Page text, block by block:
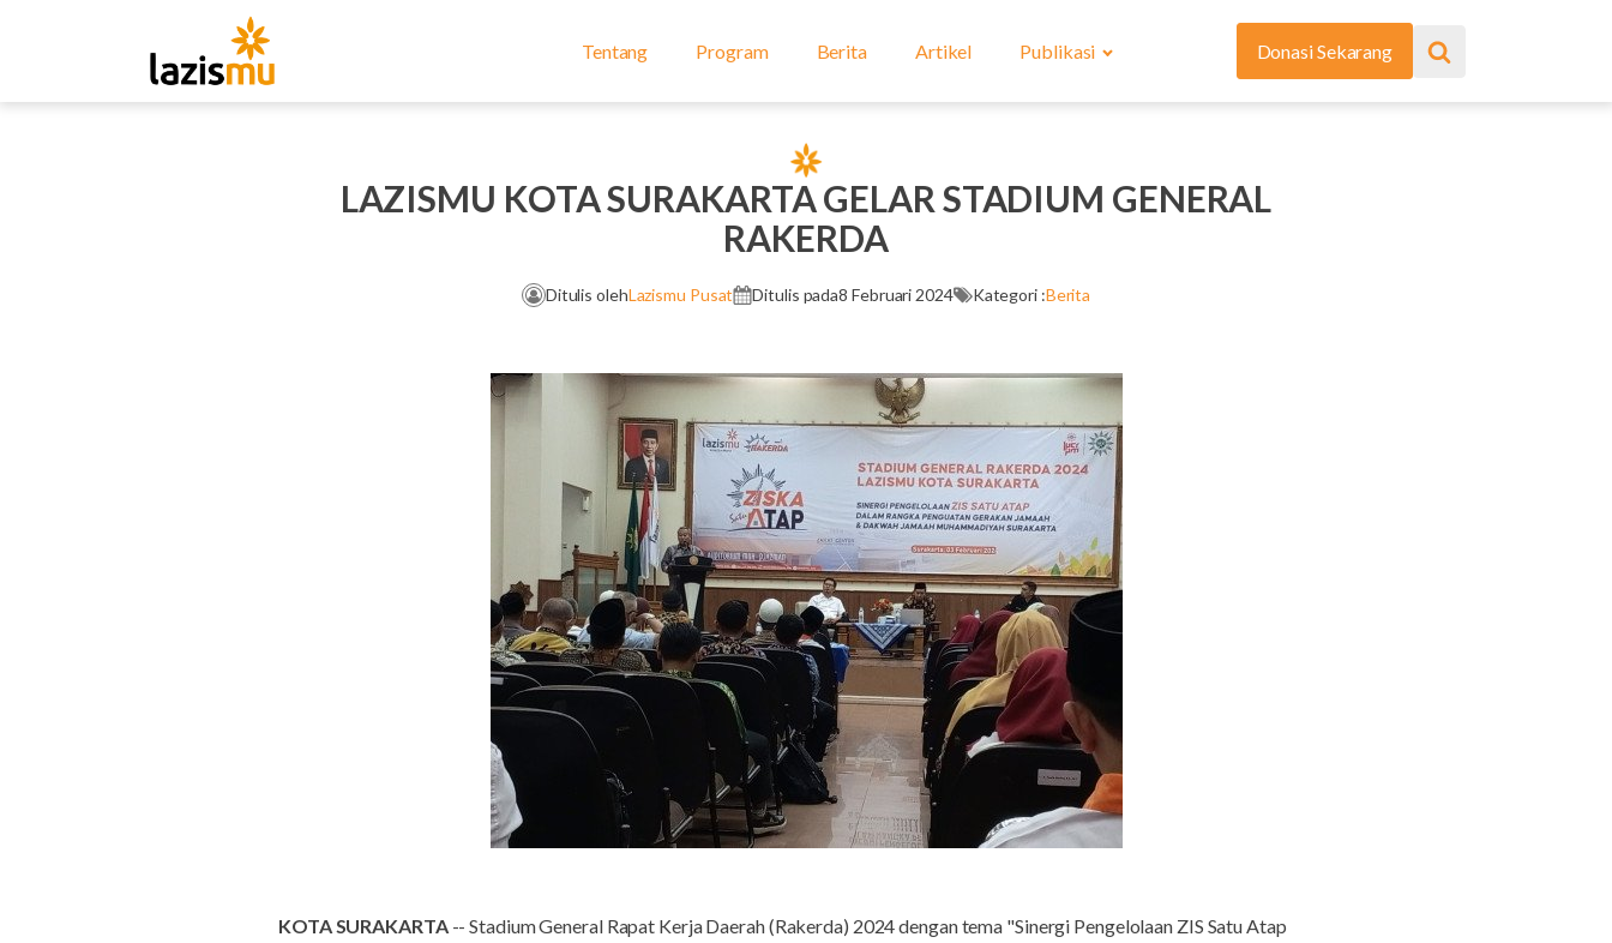
Tentang Program Berita Artikel Publikasi Donasi Sekarang
LAZISMU KOTA SURAKARTA GELAR STADIUM GENERAL
RAKERDA
Ditulis olehLazismu Pusat Ditulis pada8 Februari 2024 Kategori :Berita
KOTA SURAKARTA-- Stadium General Rapat Kerja Daerah (Rakerda) 2024 dengan tema "Sinergi Pengelolaan ZIS Satu Atap